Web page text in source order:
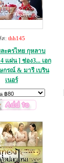
ส: thh145
ะครไทย กุหลาบ
แผ่น ] ช่อง3... เอก
กรณ์ & มารี เบริน
เนอร์